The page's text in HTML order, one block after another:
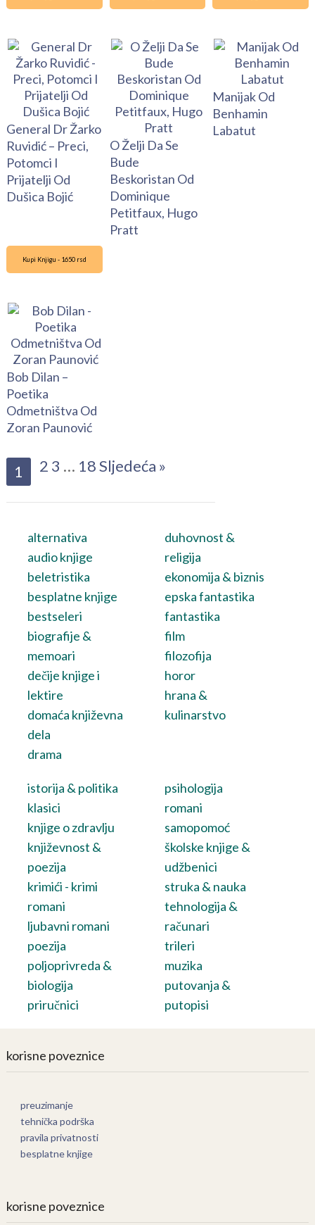
General Dr Žarko
Ruvidić – Preci,
Potomci I
Prijatelji Od
Dušica Bojić
O Želji Da Se
Bude
Beskoristan Od
Dominique
Petitfaux, Hugo
Pratt
Manijak Od
Benhamin
Labatut
Kupi Knjigu - 1650 rsd
Bob Dilan –
Poetika
Odmetništva Od
Zoran Paunović
1 2 3 … 18Sljedeća »
alternativa
audio knjige
beletristika
besplatne knjige
bestseleri
biografije &
memoari
dečije knjige i
lektire
domaća književna
dela
drama
duhovnost &
religija
ekonomija & biznis
epska fantastika
fantastika
film
filozofija
horor
hrana &
kulinarstvo
istorija & politika
klasici
knjige o zdravlju
književnost &
poezija
krimići - krimi
romani
ljubavni romani
poezija
poljoprivreda &
biologija
priručnici
psihologija
romani
samopomoć
školske knjige &
udžbenici
struka & nauka
tehnologija &
računari
trileri
muzika
putovanja &
putopisi
korisne poveznice
preuzimanje
tehnička podrška
pravila privatnosti
besplatne knjige
korisne poveznice